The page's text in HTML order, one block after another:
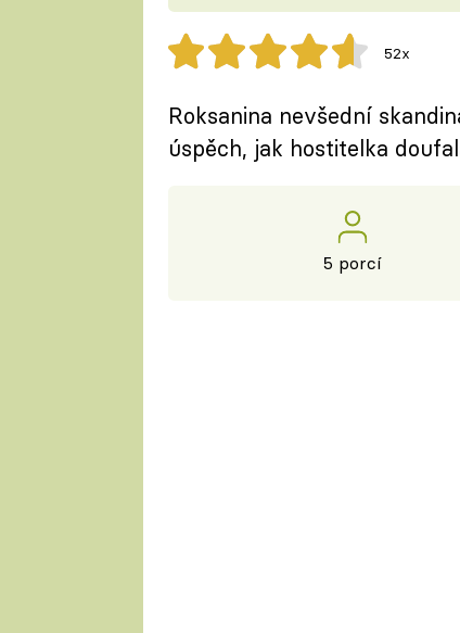
52x
Roksanina nevšední
úspěch, jak hostitelka
5 porcí